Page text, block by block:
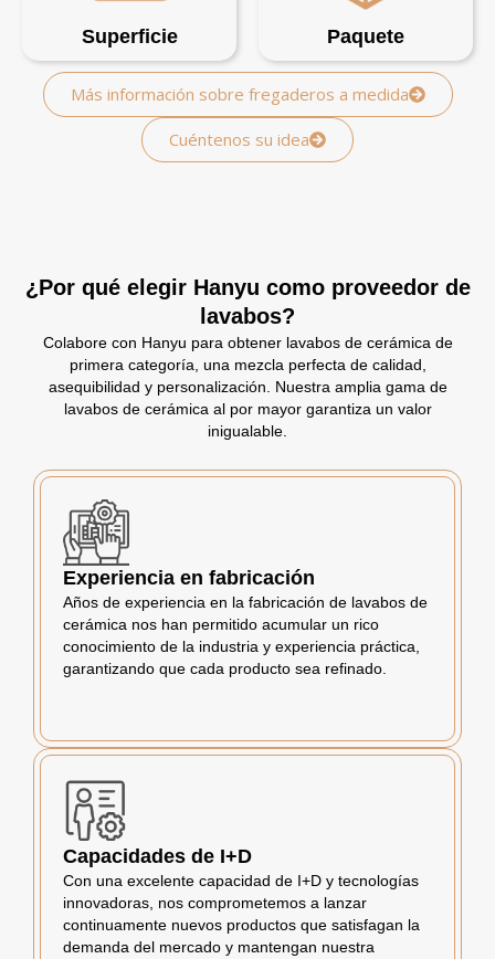
Superficie Paquete
Más información sobre fregaderos a medida
Cuéntenos su idea
¿Por qué elegir Hanyu como proveedor de
lavabos?
Colabore con Hanyu para obtener lavabos de cerámica de
primera categoría, una mezcla perfecta de calidad,
asequibilidad y personalización. Nuestra amplia gama de
lavabos de cerámica al por mayor garantiza un valor
inigualable.
Experiencia en fabricación
Años de experiencia en la fabricación de lavabos de
cerámica nos han permitido acumular un rico
conocimiento de la industria y experiencia práctica,
garantizando que cada producto sea refinado.
Capacidades de I+D
Con una excelente capacidad de I+D y tecnologías
innovadoras, nos comprometemos a lanzar
continuamente nuevos productos que satisfagan la
demanda del mercado y mantengan nuestra